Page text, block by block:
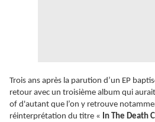
Trois ans après la parution d’un EP
retour avec un troisième album qui
of d'autant que l’on y retrouve
réinterprétation du titre « In The Death